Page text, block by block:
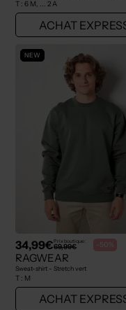
T : 6 M, ... 2 A
ACHAT
NEW
34,99€Prix boutique :
69,99€ -50%
RAGWEAR
Sweat-shirt - Stretch vert
T : M
ACHAT